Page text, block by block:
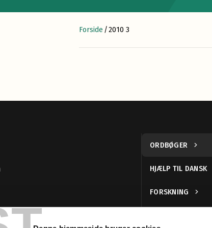
Forside /2010 3
33 74 74 74
ORDBØGER
HJÆLP TIL DANSK
FORSKNING